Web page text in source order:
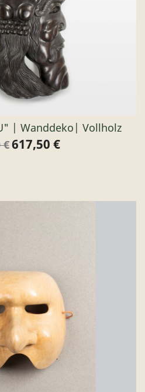
| Wanddeko| Vollholz
€ Preis
617,50 €